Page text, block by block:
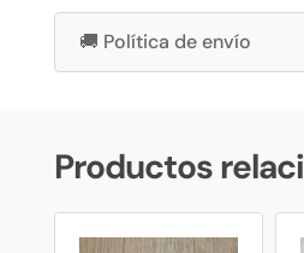
🚚 Política de envío
Productos